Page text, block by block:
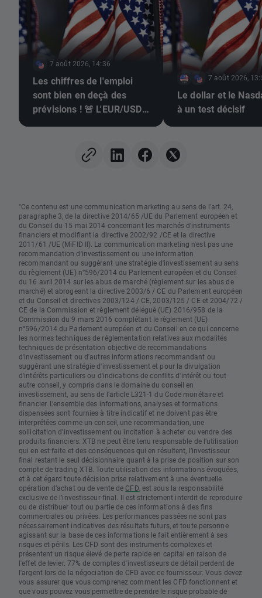
7 août 2026, 14:36
Les chiffres de l'emploi
sont bien en deçà des
prévisions ! 🚨 L'EUR/USD
7 août 2026,
Le dollar et le
à un test décisif
"Ce contenu est une communication marketing au sens de l'art. 24,
paragraphe 3, de la directive 2014/65 /UE du Parlement européen et
du Conseil du 15 mai 2014 concernant les marchés d'instruments
financiers et modifiant la directive 2002/92 /CE et la directive
2011/61 /UE (MiFID II). La communication marketing n'est pas une
recommandation d'investissement ou une information
recommandant ou suggérant une stratégie d'investissement au sens
du règlement (UE) n°596/2014 du Parlement européen et du Conseil
du 16 avril 2014 sur les abus de marché (règlement sur les abus de
marché) et abrogeant la directive 2003/6 / CE du Parlement européen
et du Conseil et directives 2003/124 / CE, 2003/125 / CE et 2004/72 /
CE de la Commission et règlement délégué (UE) 2016/958 de la
Commission du 9 mars 2016 complétant le règlement (UE)
n°596/2014 du Parlement européen et du Conseil en ce qui concerne
les normes techniques de réglementation relatives aux modalités
techniques de présentation objective de recommandations
d'investissement ou d'autres informations recommandant ou
suggérant une stratégie d'investissement et pour la divulgation
d'intérêts particuliers ou d'indications de conflits d'intérêt ou tout
autre conseil, y compris dans le domaine du conseil en
investissement, au sens de l'article L321-1 du Code monétaire et
financier. L’ensemble des informations, analyses et formations
dispensées sont fournies à titre indicatif et ne doivent pas être
interprétées comme un conseil, une recommandation, une
sollicitation d’investissement ou incitation à acheter ou vendre des
produits financiers. XTB ne peut être tenu responsable de l’utilisation
qui en est faite et des conséquences qui en résultent, l’investisseur
final restant le seul décisionnaire quant à la prise de position sur son
compte de trading XTB. Toute utilisation des informations évoquées,
et à cet égard toute décision prise relativement à une éventuelle
opération d’achat ou de vente de CFD, est sous la responsabilité
exclusive de l’investisseur final. Il est strictement interdit de reproduire
ou de distribuer tout ou partie de ces informations à des fins
commerciales ou privées. Les performances passées ne sont pas
nécessairement indicatives des résultats futurs, et toute personne
agissant sur la base de ces informations le fait entièrement à ses
risques et périls. Les CFD sont des instruments complexes et
présentent un risque élevé de perte rapide en capital en raison de
l'effet de levier. 77% de comptes d'investisseurs de détail perdent de
l'argent lors de la négociation de CFD avec ce fournisseur. Vous devez
vous assurer que vous comprenez comment les CFD fonctionnent et
que vous pouvez vous permettre de prendre le risque probable de